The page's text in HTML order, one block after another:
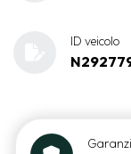
ID veicolo